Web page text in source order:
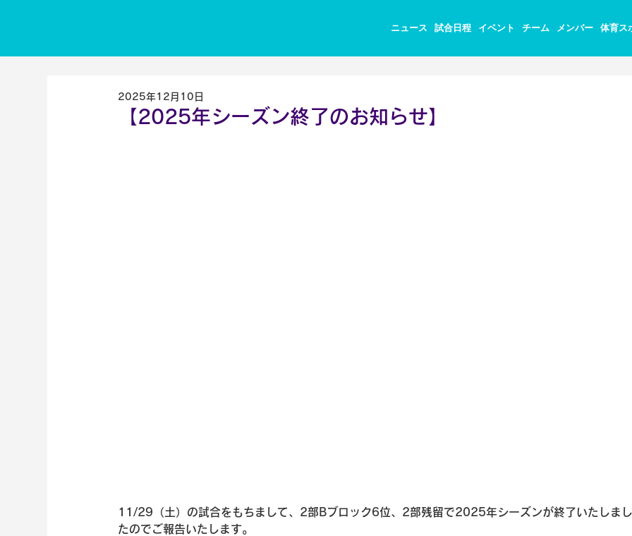
ニュース 試合日程 イベント チーム メンバー 体育ス
【2025年シーズン終了のお知らせ】
2025年12月10日
11/29（土）の試合をもちまして、2部Bブロック6位、2部残留で2025年シーズンが終了いたしま
たのでご報告いたします。